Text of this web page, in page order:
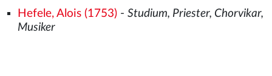
Hefele, Alois (1753)- Studium, Priester, Chorvikar,
Musiker